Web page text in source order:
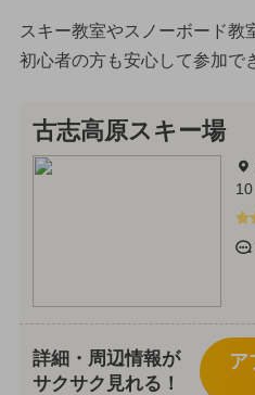
スキー教室やスノーボード教
初心者の方も安心して参加で
古志高原スキー場
10
詳細・周辺情報が
サクサク見れる！
ア